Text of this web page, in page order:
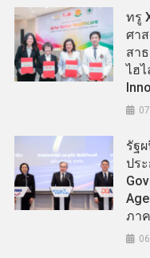
ทรู
ศา
สา
ไฮ
รัฐ
ปร
ภา